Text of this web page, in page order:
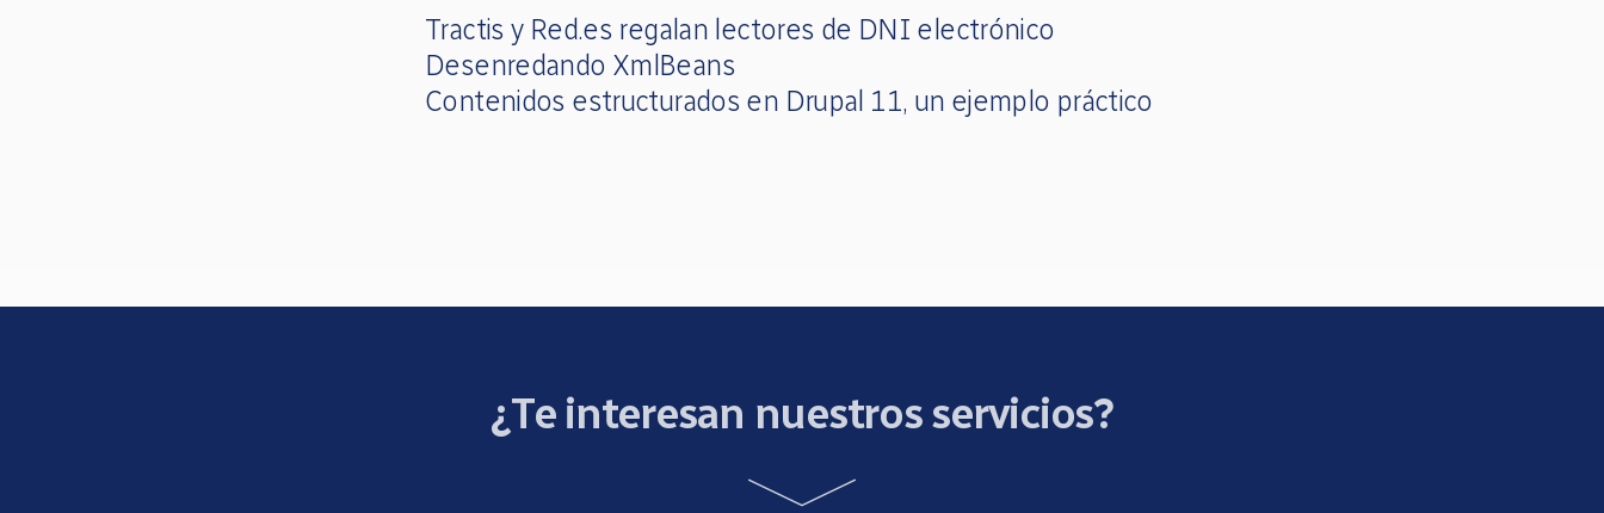
Tractis y Red.es regalan lectores de DNI electrónico
Desenredando XmlBeans
Contenidos estructurados en Drupal 11, un ejemplo práctico
¿Te interesan nuestros servicios?